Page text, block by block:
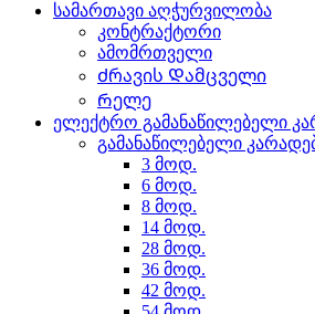
სამართავი აღჭურვილობა
კონტრაქტორი
ამომრთველი
Ძრავის Დამცველი
Რელე
ელექტრო გამანაწილებელი
გამანაწილებელი
3 მოდ.
6 მოდ.
8 მოდ.
14 მოდ.
28 მოდ.
36 მოდ.
42 მოდ.